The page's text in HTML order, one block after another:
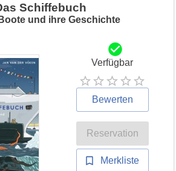
Schiffebuch
und ihre Geschichte
Verfügbar
Bewerten
Reservation
Merkliste